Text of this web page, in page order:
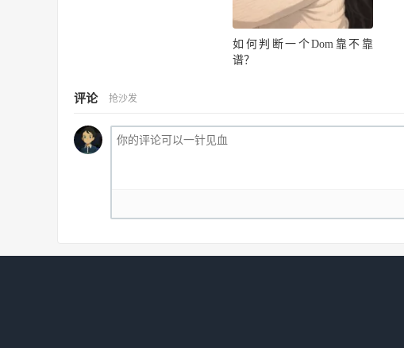
如何判断一个Dom靠不靠
谱？
评论 抢沙发